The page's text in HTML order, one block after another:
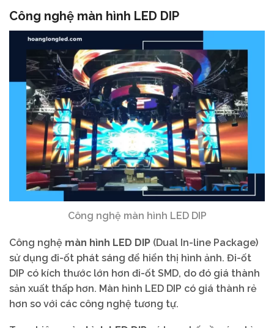
Công nghệ màn hình LED DIP
Công nghệ màn hình LED DIP
Công nghệ màn hình LED DIP (Dual In-line Package)
sử dụng đi-ốt phát sáng để hiển thị hình ảnh. Đi-ốt
DIP có kích thước lớn hơn đi-ốt SMD, do đó giá thành
sản xuất thấp hơn. Màn hình LED DIP có giá thành rẻ
hơn so với các công nghệ tương tự.